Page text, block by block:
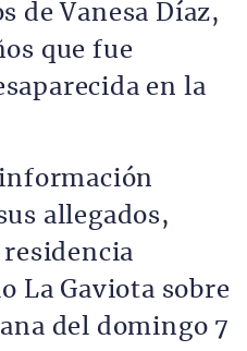
de Vanesa Díaz,
que fue
en la
información
allegados,
residencia
La Gaviota sobre
del domingo 7